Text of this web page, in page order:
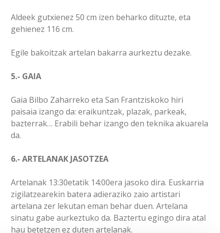
Aldeek gutxienez 50 cm izen beharko dituzte, eta
gehienez 116 cm.
Egile bakoitzak artelan bakarra aurkeztu dezake.
5.- GAIA
Gaia Bilbo Zaharreko eta San Frantziskoko hiri
paisaia izango da: eraikuntzak, plazak, parkeak,
bazterrak… Erabili behar izango den teknika akuarela
da.
6.- ARTELANAK JASOTZEA
Artelanak 13:30etatik 14:00era jasoko dira. Euskarria
zigilatzearekin batera adieraziko zaio artistari
artelana zer lekutan eman behar duen. Artelana
sinatu gabe aurkeztuko da. Baztertu egingo dira atal
hau betetzen ez duten artelanak.